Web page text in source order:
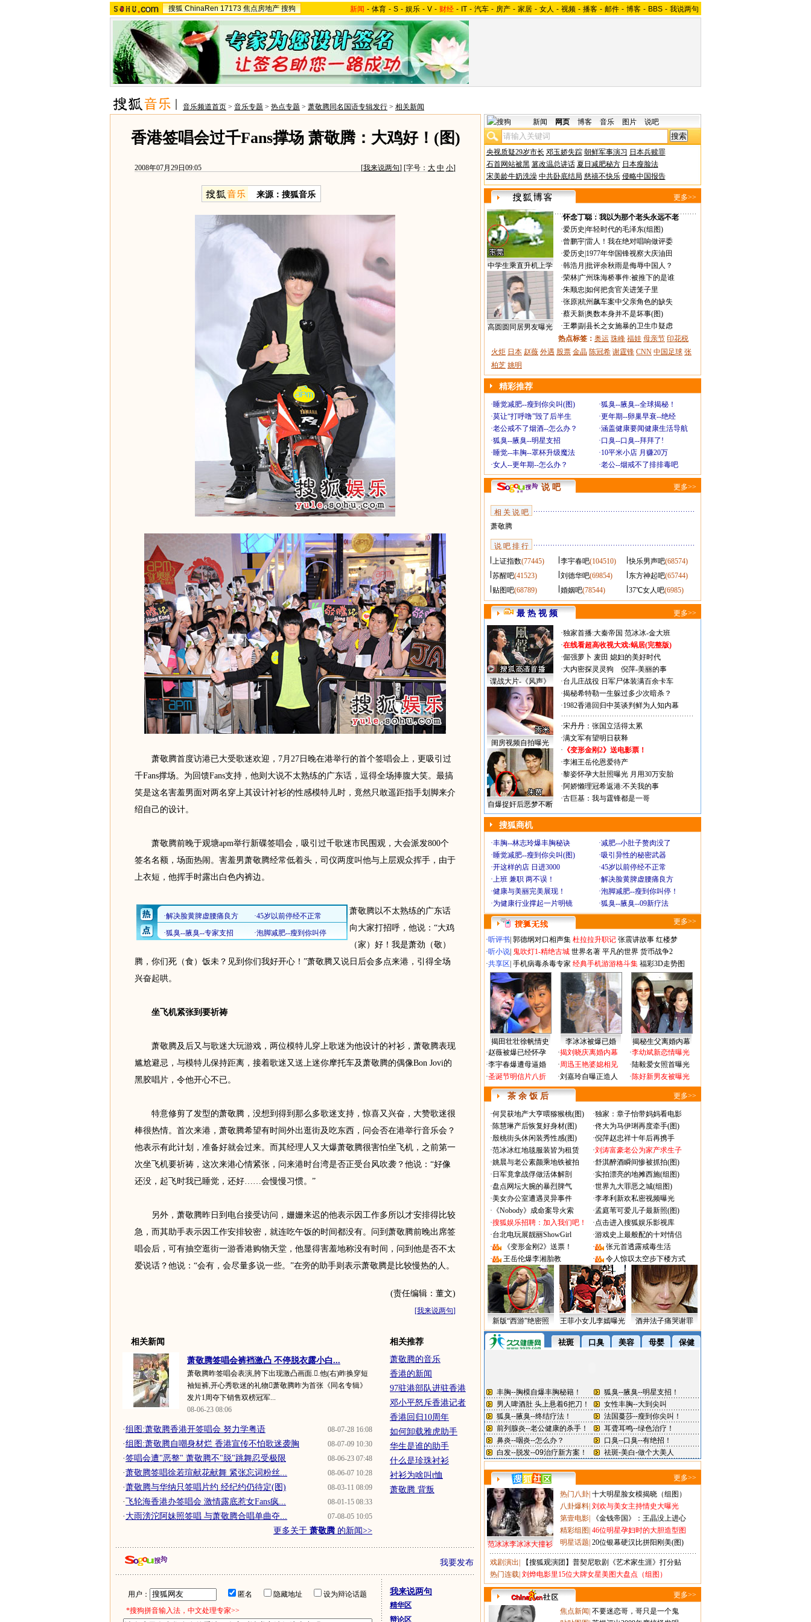
搜狐 ChinaRen 17173 焦点房地产 搜狗 新闻 - 体育 - S - 娱乐 - V - 财经 - IT - 汽车 - 房产 - 家居 - 女人 - 视频 - 播客 - 邮件 - 博客 - BBS - 我说两句
音乐频道首页 > 音乐专题 > 热点专题 > 萧敬腾同名国语专辑发行 > 相关新闻
香港签唱会过千Fans撑场 萧敬腾：大鸡好！(图)
2008年07月29日09:05 [我来说两句] [字号： 大 中 小]
来源：搜狐音乐
萧敬腾首度访港已大受歌迷欢迎，7月27日晚在港举行的首个签唱会上，更吸引过
千Fans撑场。为回馈Fans支持，他则大说不太熟练的广东话，逗得全场捧腹大笑。最搞
笑是这名害羞男面对两名穿上其设计衬衫的性感模特儿时，竟然只敢遥距指手划脚来介
绍自己的设计。
萧敬腾前晚于观塘apm举行新碟签唱会，吸引过千歌迷市民围观，大会派发800个
签名名额，场面热闹。害羞男萧敬腾经常低着头，司仪两度叫他与上层观众挥手，由于
上衣短，他挥手时露出白色内裤边。
萧敬腾以不太熟练的广东话
向大家打招呼，他说：“大鸡
（家）好！我是萧劲（敬）
腾，你们死（食）饭未？见到你们我好开心！”萧敬腾又说日后会多点来港，引得全场
兴奋起哄。
坐飞机紧张到要祈祷
萧敬腾及后又与歌迷大玩游戏，两位模特儿穿上歌迷为他设计的衬衫，萧敬腾表现
尴尬避忌，与模特儿保持距离，接着歌迷又送上迷你摩托车及萧敬腾的偶像Bon Jovi的
黑胶唱片，令他开心不已。
特意修剪了发型的萧敬腾，没想到得到那么多歌迷支持，惊喜又兴奋，大赞歌迷很
棒很热情。首次来港，萧敬腾希望有时间外出逛街及吃东西，问会否在港举行音乐会？
他表示有此计划，准备好就会过来。而其经理人又大爆萧敬腾很害怕坐飞机，之前第一
次坐飞机要祈祷，这次来港心情紧张，问来港时台湾是否正受台风吹袭？他说：“好像
还没，起飞时我已睡觉，还好……会慢慢习惯。”
另外，萧敬腾昨日到电台接受访问，姗姗来迟的他表示因工作多所以才安排得比较
急，而其助手表示因工作安排较密，就连吃午饭的时间都没有。问到萧敬腾前晚出席签
唱会后，可有抽空逛街一游香港购物天堂，他显得害羞地称没有时间，问到他是否不太
爱说话？他说：“会有，会尽量多说一些。”在旁的助手则表示萧敬腾是比较慢热的人。
(责任编辑：董文)
[我来说两句]
相关新闻
萧敬腾签唱会裤裆激凸 不停脱衣露小白...
萧敬腾昨签唱会表演,胯下出现激凸画面..他(右)昨换穿短
袖短裤,开心秀歌迷的礼物萧敬腾昨为首张《同名专辑》
发片1周夺下销售双榜冠军...
08-06-23 08:06
08-07-28 16:08
·组图:萧敬腾香港开签唱会 努力学粤语
08-07-09 10:30
·组图:萧敬腾自嘲身材烂 香港宣传不怕歌迷袭胸
08-06-23 07:48
·签唱会遭"恶整" 萧敬腾不"脱"跳舞忍受极限
08-06-07 10:28
·萧敬腾签唱徐若瑄献花献舞 紧张忘词粉丝...
08-03-11 08:09
·萧敬腾与华纳只签唱片约 经纪约仍待定(图)
08-01-15 08:33
· 飞轮海香港办签唱会 激情露底惹女Fans疯...
07-08-05 10:05
· 大雨滂沱阿妹照签唱 与萧敬腾合唱单曲夺...
更多关于 萧敬腾 的新闻>>
相关推荐
萧敬腾的音乐
香港的新闻
97驻港部队进驻香港
邓小平怒斥香港记者
香港回归10周年
如何卸载雅虎助手
华生是谁的助手
什么是珍珠衬衫
衬衫为啥叫t恤
萧敬腾 背叛
我要发布
用户： 匿名 隐藏地址
设为辩论话题
*搜狗拼音输入法，中文处理专家>>
我来说两句
精华区
辩论区
新闻 网页 博客 音乐 图片 说吧
央视质疑29岁市长 邓玉娇失踪 朝鲜军事演习 日本兵赎罪
石首网站被黑 篡改温总讲话 夏日减肥秘方 日本瘦脸法
宋美龄牛奶洗澡 中共卧底结局 慈禧不快乐 侵略中国报告
更多>>
中学生乘直升机上学
高圆圆同居男友曝光
·怀念丁聪：我以为那个老头永远不老
·爱历史 年轻时代的毛泽东(组图)
·曾鹏宇|雷人！我在绝对唱响做评委
·爱历史 1977年华国锋视察大庆油田
·韩浩月 批评余秋雨是侮辱中国人？
·荣林| 广州珠海桥事件:被推下的是谁
·朱顺忠 如何把贪官关进笼子里
·张原|杭州飙车案中父亲角色的缺失
·蔡天新|奥数本身并不是坏事(图)
·王攀|副县长之女施暴的卫生巾疑虑
热点标签： 奥运 珠峰 福娃 母亲节 印花税
火炬 日本 赵薇 外遇 股票 金晶 陈冠希 谢霆锋 CNN 中国足球 张
柏芝 姚明
精彩推荐
·睡觉减肥--瘦到你尖叫(图) ·狐臭--腋臭--全球揭秘！
·莫让“打呼噜”毁了后半生 ·更年期--卵巢早衰--绝经
·老公戒不了烟酒--怎么办？ ·涵盖健康要闻健康生活导航
·狐臭--腋臭--明星支招 ·口臭--口臭--拜拜了!
·睡觉--丰胸--罩杯升级魔法 ·10平米小店 月赚20万
·女人--更年期--怎么办？ ·老公--烟戒不了排排毒吧
说 吧 更多>>
相 关 说 吧
萧敬腾
说 吧 排 行
上证指数(77445) 李宇春吧(104510) 快乐男声吧(68574)
苏醒吧(41523) 刘德华吧(69854) 东方神起吧(65744)
贴图吧(68789) 婚姻吧(78544) 37℃女人吧(6985)
最 热 视 频 更多>>
谍战大片-《风声》
闺房视频自拍曝光
自爆捉奸后恶梦不断
·独家首播:大秦帝国 范冰冰-金大班
·在线看超高收视大戏:蜗居(完整版)
·倔强萝卜 麦田 媳妇的美好时代
·大内密探灵灵狗
倪萍-美丽的事
·台儿庄战役 日军尸体装满百余卡车
·揭秘希特勒一生躲过多少次暗杀？
·1982香港回归中英谈判鲜为人知内幕
·宋丹丹：张国立活得太累
·满文军有望明日获释
· 《变形金刚2》送电影票！
·李湘王岳伦恩爱待产
·黎姿怀孕大肚照曝光 月用30万安胎
·阿娇懒理冠希返港:不关我的事
·古巨基：我与霆锋都是一哥
搜狐商机
·丰胸--林志玲爆丰胸秘诀 ·减肥--小肚子赘肉没了
·睡觉减肥--瘦到你尖叫(图) ·吸引异性的秘密武器
·开这样的店 日进3000 ·45岁以前停经不正常
·上班 兼职 两不误！ ·解决脸黄脾虚腰痛良方
·健康与美丽完美展现！ ·泡脚减肥--瘦到你叫停！
·为健康行业撑起一片明镜 ·狐臭--腋臭--09新疗法
更多>>
·听评书 郭德纲对口相声集 杜拉拉升职记 张震讲故事 红楼梦
·听小说 鬼吹灯1-精绝古城 世界名著 平凡的世界 货币战争2
·共享区 手机病毒杀毒专家 经典手机游游格斗集 福彩3D走势图
揭田壮壮徐帆情史 李冰冰被爆已婚
揭秘生父离婚内幕
·赵薇被爆已经怀孕
·李宇春爆遭母逼婚
·圣诞节明信片八折
·揭刘晓庆离婚内幕
·周迅王艳婆媳相见
·刘嘉玲自曝正造人
·李幼斌新恋情曝光
·陆毅爱女照首曝光
·陈好新男友被曝光
茶 余 饭 后 更多>>
·何炅获地产大亨喂猕猴桃(图) ·独家：章子怡带妈妈看电影
·陈慧琳产后恢复好身材(图) ·佟大为马伊琍再度牵手(图)
·殷桃街头休闲装秀性感(图) ·倪萍赵忠祥十年后再携手
·范冰冰红地毯服装皆为租赁 ·刘涛富豪老公为家产求生子
·姚晨与老公素颜乘地铁被拍 ·舒淇醉酒瞬间惨被抓拍(图)
· 日军竟拿战俘做活体解剖 ·实拍漂亮的地摊西施(组图)
·盘点网坛大腕的暴烈脾气 ·世界九大罪恶之城(组图)
·美女办公室遭遇灵异事件 ·李孝利新欢私密视频曝光
· 《Nobody》成命案导火索 ·孟庭苇可爱儿子最新照(图)
·搜狐娱乐招聘：加入我们吧！ ·点击进入搜狐娱乐影视库
·台北电玩展靓丽ShowGirl ·游戏史上最般配的十对情侣
·
《变形金刚2》送票！ ·
张元首透露戒毒生活
·
王岳伦爆李湘胎教 · 令人惊叹太空步下楼方式
新版“西游”绝密照 王菲小女儿李嫣曝光 酒井法子痛哭谢罪
更多>>
范冰冰李冰冰大撞衫
热门八卦 十大明星脸女模揭晓（组图）
八卦爆料 刘欢与美女主持情史大曝光
第壹电影
《金钱帝国》：王晶没上进心
精彩组图 46位明星孕妇时的大胆造型图
明星话题 20位银幕硬汉比拼阳刚美(图)
戏剧演出
【搜狐观演团】普契尼歌剧《艺术家生涯》打分贴
热门连载 刘烨电影里15位大牌女星美图大盘点（组图）
更多>>
焦点新闻 不要迷恋哥，哥只是一个鬼